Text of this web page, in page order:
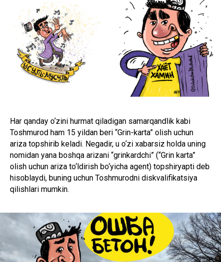
Har qanday o‘zini hurmat qiladigan samarqandlik kabi
Toshmurod ham 15 yildan beri “Grin-karta” olish uchun
ariza topshirib keladi. Negadir, u o‘zi xabarsiz holda uning
nomidan yana boshqa arizani “grinkardchi” (“Grin karta”
olish uchun ariza to‘ldirish bo‘yicha agent) topshiryapti deb
hisoblaydi, buning uchun Toshmurodni diskvalifikatsiya
qilishlari mumkin.